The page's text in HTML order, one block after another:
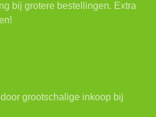
bij grotere bestellingen. Extra
grootschalige inkoop bij